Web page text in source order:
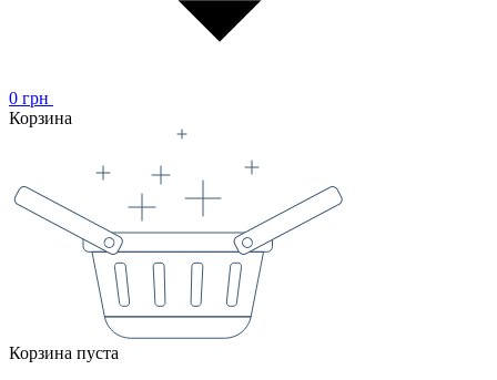
0 грн
Корзина
Корзина пуста